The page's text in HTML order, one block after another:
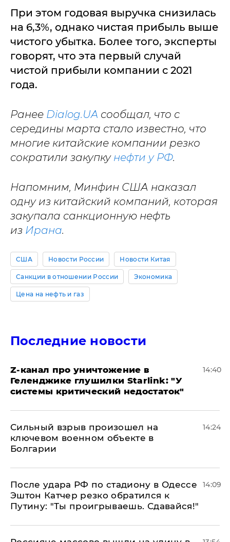
При этом годовая выручка снизилась
на 6,3%, однако чистая прибыль выше
чистого убытка. Более того, эксперты
говорят, что эта первый случай
чистой прибыли компании с 2021
года.
Ранее Dialog.UA сообщал, что с
середины марта стало известно, что
многие китайские компании резко
сократили закупку нефти у РФ.
Напомним, Минфин США наказал
одну из китайский компаний, которая
закупала санкционную нефть
из Ирана.
США Новости России Новости Китая
Санкции в отношении России Экономика
Цена на нефть и газ
Последние новости
Z-канал про уничтожение в
Геленджике глушилки Starlink: "У
системы критический недостаток"
14:40
Сильный взрыв произошел на
ключевом военном объекте в
Болгарии
14:24
После удара РФ по стадиону в Одессе
Эштон Катчер резко обратился к
Путину: "Ты проигрываешь. Сдавайся!"
14:09